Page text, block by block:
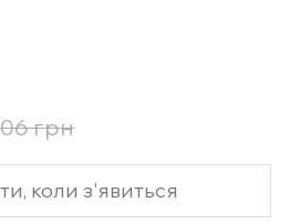
грн
коли з'явиться